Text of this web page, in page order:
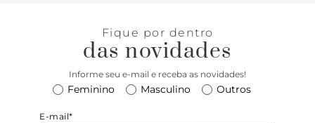
Fique por dentro
das novidades
Informe seu e-mail e receba as novidades!
Feminino Masculino Outros
E-mail*